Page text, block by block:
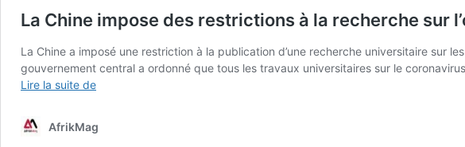
La Chine impose des restrictions à la recherche sur
La Chine a imposé une restriction à la publication d’une recherche universitaire sur
gouvernement central a ordonné que tous les travaux universitaires sur le
Lire la suite deLa
des
AfrikMag